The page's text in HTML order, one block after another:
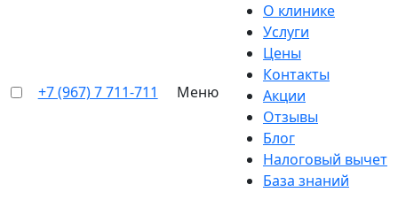
+7 (967) 7 711-711 Меню
О клинике
Услуги
Цены
Контакты
Акции
Отзывы
Блог
Налоговый вычет
База знаний